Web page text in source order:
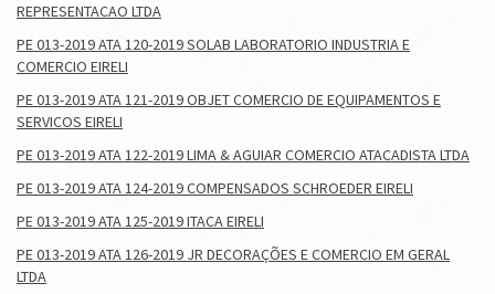
REPRESENTACAO LTDA
PE 013-2019 ATA 120-2019 SOLAB LABORATORIO INDUSTRIA E
COMERCIO EIRELI
PE 013-2019 ATA 121-2019 OBJET COMERCIO DE EQUIPAMENTOS E
SERVICOS EIRELI
PE 013-2019 ATA 122-2019 LIMA & AGUIAR COMERCIO ATACADISTA LTDA
PE 013-2019 ATA 124-2019 COMPENSADOS SCHROEDER EIRELI
PE 013-2019 ATA 125-2019 ITACA EIRELI
PE 013-2019 ATA 126-2019 JR DECORAÇÕES E COMERCIO EM GERAL
LTDA